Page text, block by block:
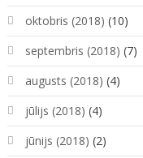
oktobris (2018) (10)
septembris (2018) (7)
augusts (2018) (4)
jūlijs (2018) (4)
jūnijs (2018) (2)